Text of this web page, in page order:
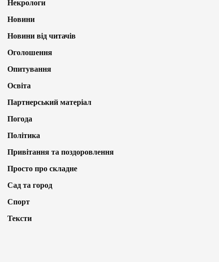
Некрологи
Новини
Новини від читачів
Оголошення
Опитування
Освіта
Партнерський матеріал
Погода
Політика
Привітання та поздоровлення
Просто про складне
Сад та город
Спорт
Тексти